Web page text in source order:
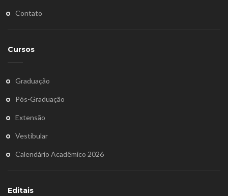
Contato
Cursos
Graduação
Pós-Graduação
Extensão
Vestibular
Calendário Acadêmico 2026
Editais